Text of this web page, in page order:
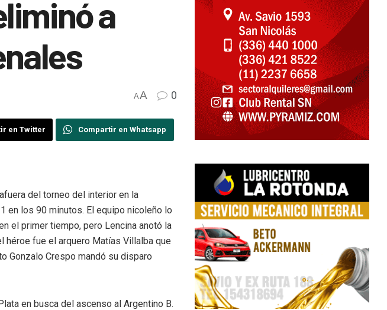
a
AA 0
en Twitter Compartir en Whatsapp
del torneo del interior en la
en los 90 minutos. El equipo nicoleño lo
el primer tiempo, pero Lencina anotó la
héroe fue el arquero Matías Villalba que
Gonzalo Crespo mandó su disparo
en busca del ascenso al Argentino B.